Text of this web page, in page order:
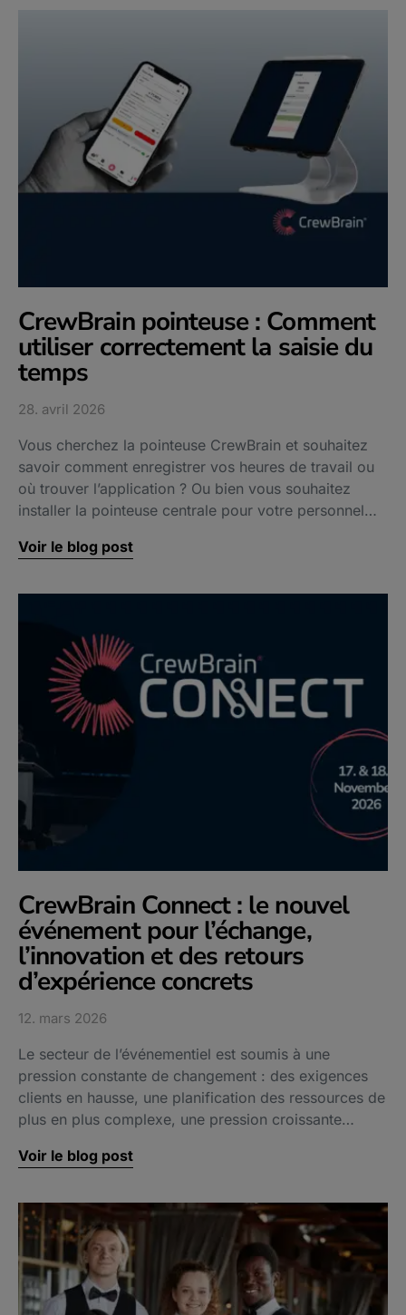
CrewBrain pointeuse : Comment
utiliser correctement la saisie du
temps
28. avril 2026
Vous cherchez la pointeuse CrewBrain et souhaitez
savoir comment enregistrer vos heures de travail ou
où trouver l’application ? Ou bien vous souhaitez
installer la pointeuse centrale pour votre personnel…
Voir le blog post
CrewBrain Connect : le nouvel
événement pour l’échange,
l’innovation et des retours
d’expérience concrets
12. mars 2026
Le secteur de l’événementiel est soumis à une
pression constante de changement : des exigences
clients en hausse, une planification des ressources de
plus en plus complexe, une pression croissante…
Voir le blog post